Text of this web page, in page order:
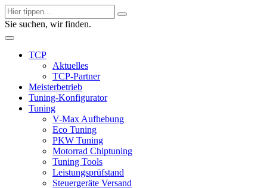
Sie suchen, wir finden.
TCP
Aktuelles
TCP-Partner
Meisterbetrieb
Tuning-Konfigurator
Tuning
V-Max Aufhebung
Eco Tuning
PKW Tuning
Motorrad Chiptuning
Tuning Tools
Leistungsprüfstand
Steuergeräte Versand